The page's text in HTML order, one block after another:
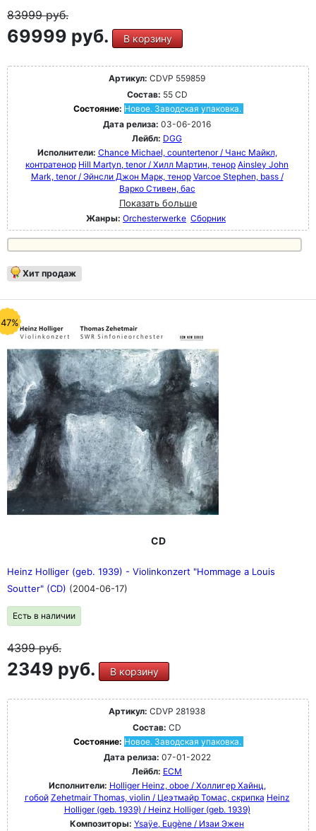
83999руб.
69999 руб. В корзину
Артикул: CDVP 559859
Состав: 55 CD
Состояние: Новое. Заводская упаковка.
Дата релиза: 03-06-2016
Лейбл: DGG
Исполнители: Chance Michael, countertenor / Чанс Майкл,
контратенор Hill Martyn, tenor / Хилл Мартин, тенор Ainsley John
Mark, tenor / Эйнсли Джон Марк, тенор Varcoe Stephen, bass /
Варко Стивен, бас
Показать больше
Жанры: Orchesterwerke Сборник
Хит продаж
CD
Heinz Holliger (geb. 1939) - Violinkonzert "Hommage a Louis
Soutter" (CD) (2004-06-17)
Есть в наличии
4399руб.
2349 руб. В корзину
Артикул: CDVP 281938
Состав: CD
Состояние: Новое. Заводская упаковка.
Дата релиза: 07-01-2022
Лейбл: ECM
Исполнители: Holliger Heinz, oboe / Холлигер Хайнц,
гобой Zehetmair Thomas, violin / Цеэтмайр Томас, скрипка Heinz
Holliger (geb. 1939) / Heinz Holliger (geb. 1939)
Композиторы: Ysaÿe, Eugène / Изаи Эжен